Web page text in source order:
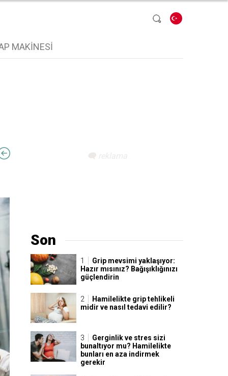
MAKINESI
Son
Grip mevsimi yaklaşıyor:
Hazır mısınız? Bağışıklığınızı
güçlendirin
Hamilelikte grip tehlikeli
midir ve nasıl tedavi edilir?
Gerginlik ve stres sizi
bunaltıyor mu? Hamilelikte
bunları en aza indirmek
gerekir